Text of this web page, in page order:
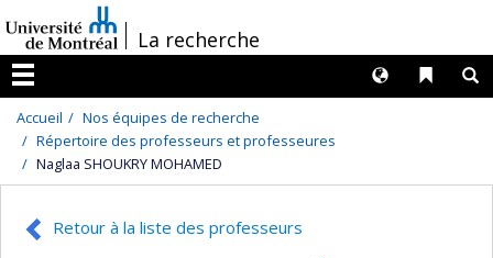
au
contenu
/La recherche
Menu
Liens
Langues
Accueil
Nos équipes de recherche
Répertoire des professeurs et professeures
Naglaa SHOUKRY MOHAMED
Retour à la liste des professeurs